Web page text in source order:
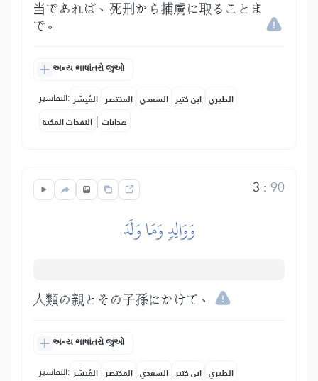
当であれば、死刑から捕虜に取ることま
で。
અન્ય ભાષાંતરો જુઓ
التفاسير: المُيسَّر المختصر السعدي ابن كثير الطبري
النفحات المكية | هدايات
3 :90
وَوَالِدٖ وَمَا وَلَدَ
人類の親とその子孫にかけて、
અન્ય ભાષાંતરો જુઓ
التفاسير: المُيسَّر المختصر السعدي ابن كثير الطبري